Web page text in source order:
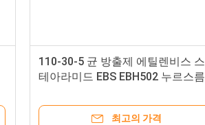
110-30-5 균 방출제 에틸렌비스 스
테아라미드 EBS EBH502 누르스름
최고의 가격